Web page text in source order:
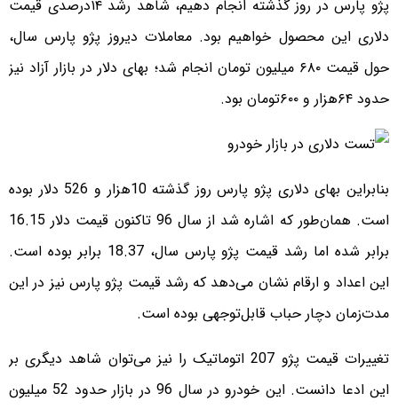
پژو پارس در روز گذشته انجام دهیم، شاهد رشد ۱۴درصدی قیمت
دلاری این محصول خواهیم بود. معاملات دیروز پژو پارس سال،
حول قیمت ۶۸۰ میلیون تومان انجام شد؛ بهای دلار در بازار آزاد نیز
حدود ۶۴هزار و ۶۰۰تومان بود.
بنابراین بهای دلاری پژو پارس روز گذشته 10هزار و 526 دلار بوده
است. همان‌طور که اشاره شد از سال 96 تاکنون قیمت دلار 16.15
برابر شده اما رشد قیمت پژو پارس سال، 18.37 برابر بوده است.
این اعداد و ارقام نشان می‌دهد که رشد قیمت پژو پارس نیز در این
مدت‌زمان دچار حباب قابل‌توجهی بوده است.
تغییرات قیمت پژو 207 اتوماتیک را نیز می‌توان شاهد دیگری بر
این ادعا دانست. این خودرو در سال 96 در بازار حدود 52 میلیون